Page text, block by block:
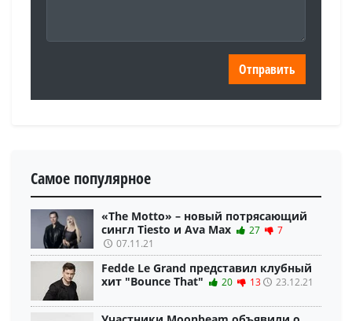
Самое популярное
«The Motto» – новый потрясающий
сингл Tiesto и Ava Max
27
7
07.11.21
Fedde Le Grand представил клубный
хит "Bounce That"
20 13 23.12.21